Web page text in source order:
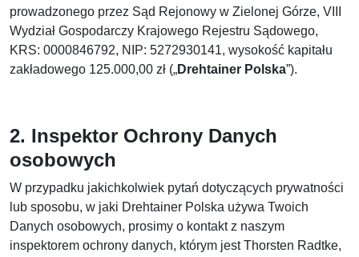
prowadzonego przez Sąd Rejonowy w Zielonej Górze, VIII
Wydział Gospodarczy Krajowego Rejestru Sądowego,
KRS: 0000846792, NIP: 5272930141, wysokość kapitału
zakładowego 125.000,00 zł („Drehtainer Polska”).
2. Inspektor Ochrony Danych
osobowych
W przypadku jakichkolwiek pytań dotyczących prywatności
lub sposobu, w jaki Drehtainer Polska używa Twoich
Danych osobowych, prosimy o kontakt z naszym
inspektorem ochrony danych, którym jest Thorsten Radtke,